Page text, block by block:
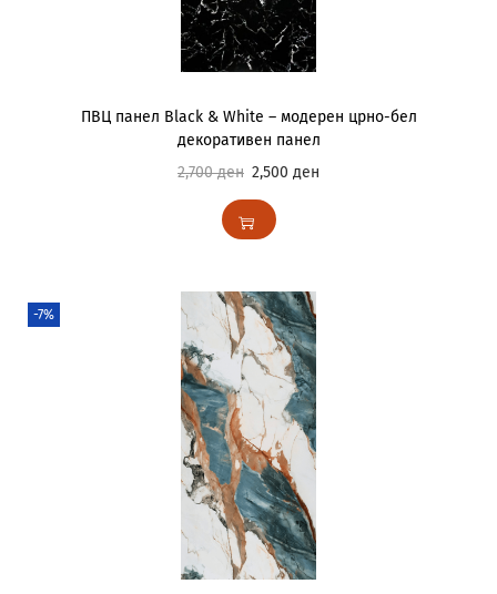
ПВЦ панел Black & White – модерен црно-бел
декоративен панел
2,700ден 2,500 ден
-7%